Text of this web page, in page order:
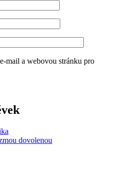
mail a webovou stránku pro
dovolenou